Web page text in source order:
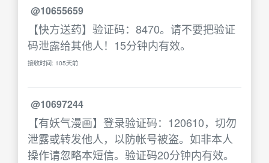
@10655659
【快方送药】验证码：8470。请不要把验证
码泄露给其他人！15分钟内有效。
接收时间: 105天前
@10697244
【有妖气漫画】登录验证码：120610，切勿
泄露或转发他人，以防帐号被盗。如非本人
操作请忽略本短信。验证码20分钟内有效。